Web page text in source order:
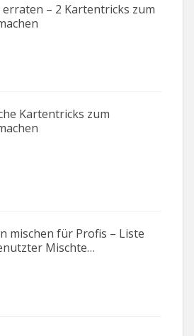
erraten – 2 Kartentricks zum
Kartentricks zum
mischen für Profis – Liste
Mischte…